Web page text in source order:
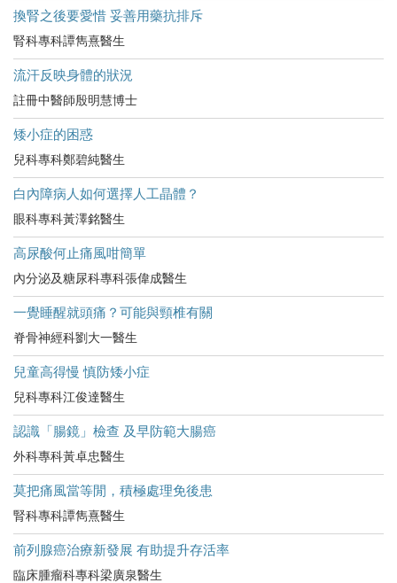
換腎之後要愛惜 妥善用藥抗排斥
腎科專科譚雋熹醫生
流汗反映身體的狀況
註冊中醫師殷明慧博士
矮小症的困惑
兒科專科鄭碧純醫生
白內障病人如何選擇人工晶體？
眼科專科黃澤銘醫生
高尿酸何止痛風咁簡單
內分泌及糖尿科專科張偉成醫生
一覺睡醒就頭痛？可能與頸椎有關
脊骨神經科劉大一醫生
兒童高得慢 慎防矮小症
兒科專科江俊達醫生
認識「腸鏡」檢查 及早防範大腸癌
外科專科黃卓忠醫生
莫把痛風當等閒，積極處理免後患
腎科專科譚雋熹醫生
前列腺癌治療新發展 有助提升存活率
臨床腫瘤科專科梁廣泉醫生